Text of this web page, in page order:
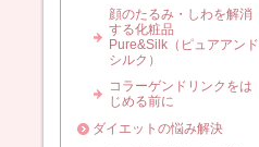
顔のたるみ・しわを解消
する化粧品
Pure&Silk（ピュアアンド
シルク）
コラーゲンドリンクをは
じめる前に
ダイエットの悩み解決